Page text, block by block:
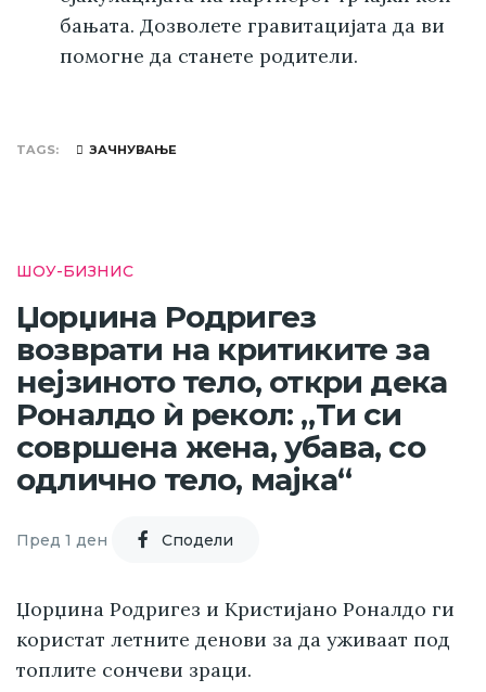
бањата. Дозволете гравитацијата да ви
помогне да станете родители.
TAGS ЗАЧНУВАЊЕ
ШОУ-БИЗНИС
Џорџина Родригез
возврати на критиките за
нејзиното тело, откри дека
Роналдо ѝ рекол: „Ти си
совршена жена, убава, со
одлично тело, мајка“
Пред 1 ден Cподели
Џорџина Родригез и Кристијано Роналдо ги
користат летните денови за да уживаат под
топлите сончеви зраци.